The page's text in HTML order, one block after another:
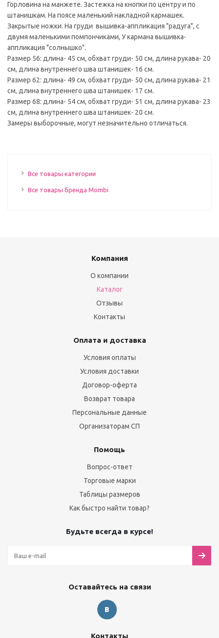
Горловина на манжете. Застежка на кнопки по центру и по
штанишкам. На поясе маленький накладной кармашек.
Закрытые ножки. На груди вышивка-аппликация "радуга", с
двумя маленькими помпончиками, У кармана вышивка-
аппликация "солнышко".
Размер 56: длина- 45 см, обхват груди- 50 см, длина рукава- 20
см, длина внутреннего шва штанишек- 16 см.
Размер 62: длина- 49 см, обхват груди- 50 см, длина рукава- 21
см, длина внутреннего шва штанишек- 17 см.
Размер 68: длина- 54 см, обхват груди- 51 см, длина рукава- 23
см, длина внутреннего шва штанишек- 20 см.
Замеры выборочные, могут незначительно отличаться.
Все товары категории
Все товары бренда Mombi
Компания
О компании
Каталог
Отзывы
Контакты
Оплата и доставка
Условия оплаты
Условия доставки
Договор-оферта
Возврат товара
Персональные данные
Организаторам СП
Помощь
Вопрос-ответ
Торговые марки
Таблицы размеров
Как быстро найти товар?
Будьте всегда в курсе!
Оставайтесь на связи
Контакты